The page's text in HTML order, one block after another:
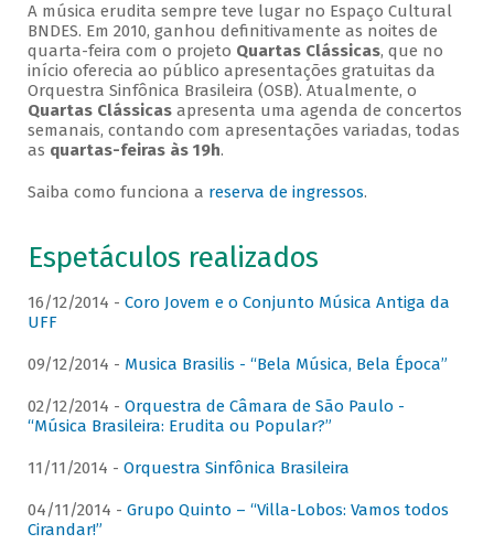
A música erudita sempre teve lugar no Espaço Cultural
BNDES. Em 2010, ganhou definitivamente as noites de
quarta-feira com o projeto Quartas Clássicas, que no
início oferecia ao público apresentações gratuitas da
Orquestra Sinfônica Brasileira (OSB). Atualmente, o
Quartas Clássicasapresenta uma agenda de concertos
semanais, contando com apresentações variadas, todas
as quartas-feiras às 19h.
Saiba como funciona a reserva de ingressos.
Espetáculos realizados
16/12/2014 - Coro Jovem e o Conjunto Música Antiga da
UFF
09/12/2014 - Musica Brasilis - “Bela Música, Bela Época”
02/12/2014 - Orquestra de Câmara de São Paulo -
“Música Brasileira: Erudita ou Popular?”
11/11/2014 - Orquestra Sinfônica Brasileira
04/11/2014 - Grupo Quinto – “Villa-Lobos: Vamos todos
Cirandar!”